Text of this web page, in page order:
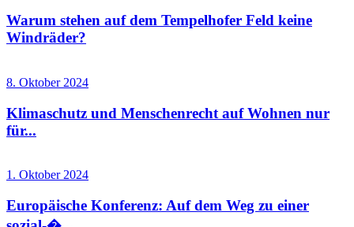
Warum stehen auf dem Tempelhofer Feld keine
Windräder?
8. Oktober 2024
Klimaschutz und Menschenrecht auf Wohnen nur
für...
1. Oktober 2024
Europäische Konferenz: Auf dem Weg zu einer